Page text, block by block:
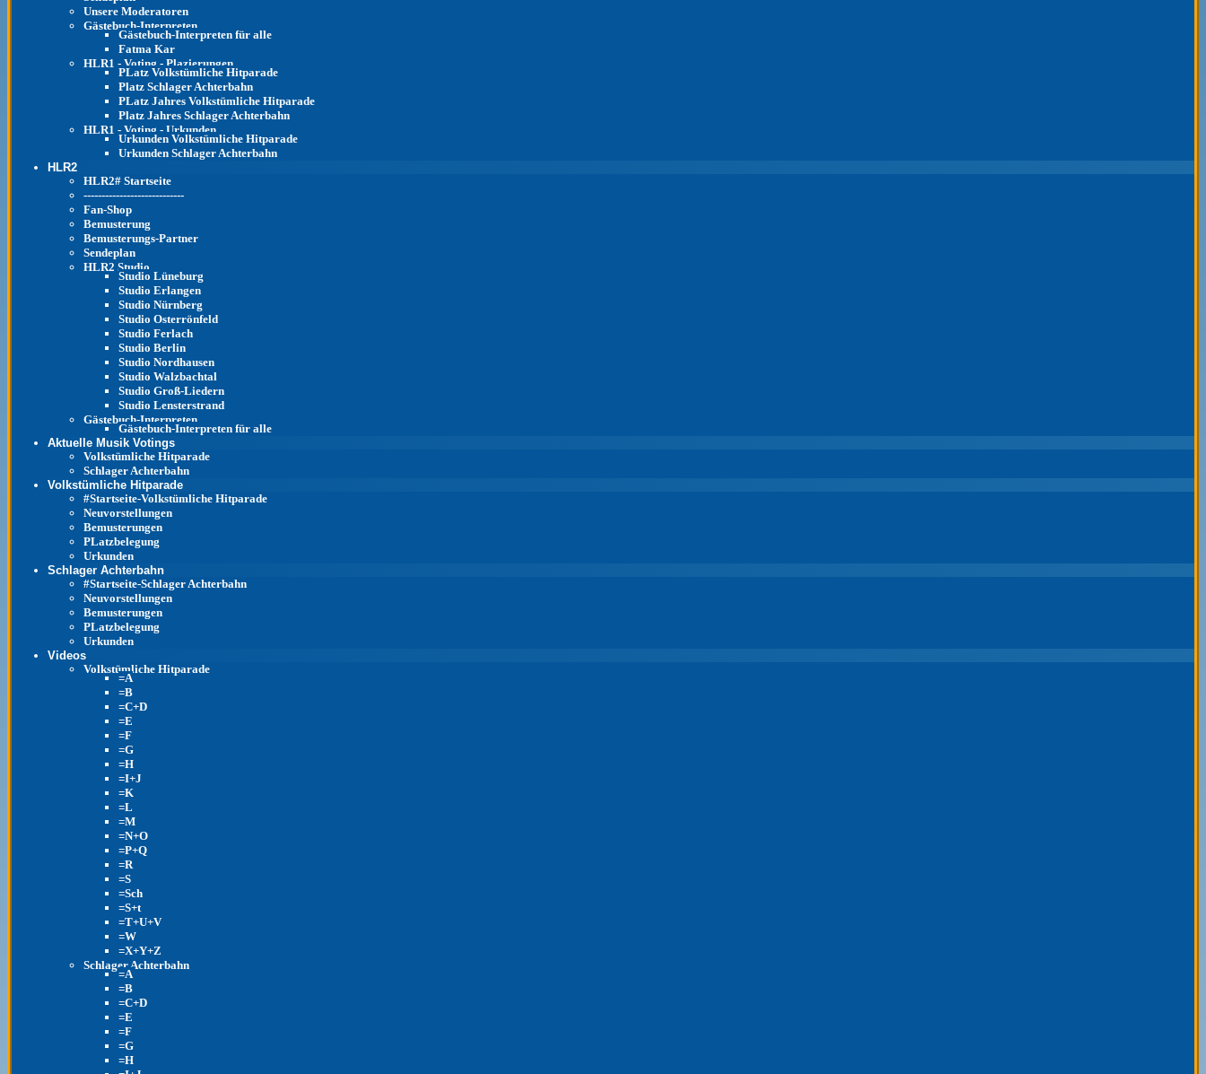
Unsere Moderatoren
Gästebuch-Interpreten
Gästebuch-Interpreten für alle
Fatma Kar
HLR1 - Voting - Plazierungen
PLatz Volkstümliche Hitparade
Platz Schlager Achterbahn
PLatz Jahres Volkstümliche Hitparade
Platz Jahres Schlager Achterbahn
HLR1 - Voting - Urkunden
Urkunden Volkstümliche Hitparade
Urkunden Schlager Achterbahn
HLR2
HLR2# Startseite
----------------------------
Fan-Shop
Bemusterung
Bemusterungs-Partner
Sendeplan
HLR2 Studio
Studio Lüneburg
Studio Erlangen
Studio Nürnberg
Studio Osterrönfeld
Studio Ferlach
Studio Berlin
Studio Nordhausen
Studio Walzbachtal
Studio Groß-Liedern
Studio Lensterstrand
Gästebuch-Interpreten
Gästebuch-Interpreten für alle
Aktuelle Musik Votings
Volkstümliche Hitparade
Schlager Achterbahn
Volkstümliche Hitparade
#Startseite-Volkstümliche Hitparade
Neuvorstellungen
Bemusterungen
PLatzbelegung
Urkunden
Schlager Achterbahn
#Startseite-Schlager Achterbahn
Neuvorstellungen
Bemusterungen
PLatzbelegung
Urkunden
Videos
Volkstümliche Hitparade
=A
=B
=C+D
=E
=F
=G
=H
=I+J
=K
=L
=M
=N+O
=P+Q
=R
=S
=Sch
=S+t
=T+U+V
=W
=X+Y+Z
Schlager Achterbahn
=A
=B
=C+D
=E
=F
=G
=H